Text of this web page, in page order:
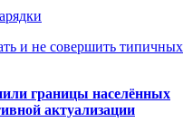
и не совершить типичных
границы населённых
актуализации